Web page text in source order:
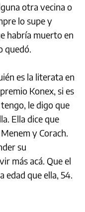
otra vecina o
lo supe y
habría muerto en
quedó.
es la literata en
Konex, si es
le digo que
Ella dice que
y Corach.
su
más acá. Que el
edad que ella, 54.